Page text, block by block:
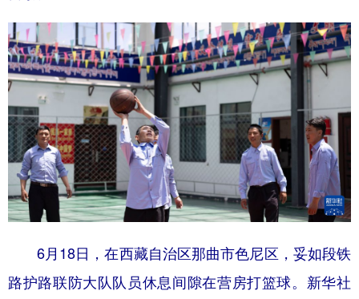
6月18日，在西藏自治区那曲市色尼区，妥如段铁
路护路联防大队队员休息间隙在营房打篮球。新华社